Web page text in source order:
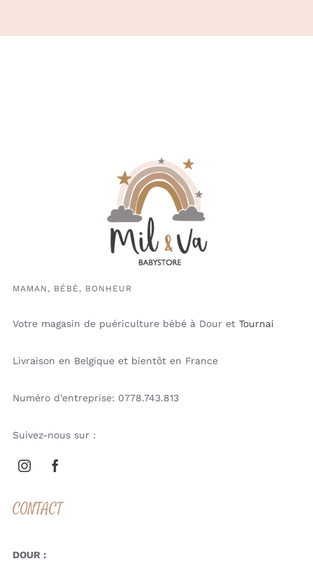
MAMAN, BÉBÉ, BONHEUR
Votre magasin de puériculture bébé à Dour et Tournai
Livraison en Belgique et bientôt en France
Numéro d’entreprise: 0778.743.813
Suivez-nous sur :
CONTACT
DOUR :